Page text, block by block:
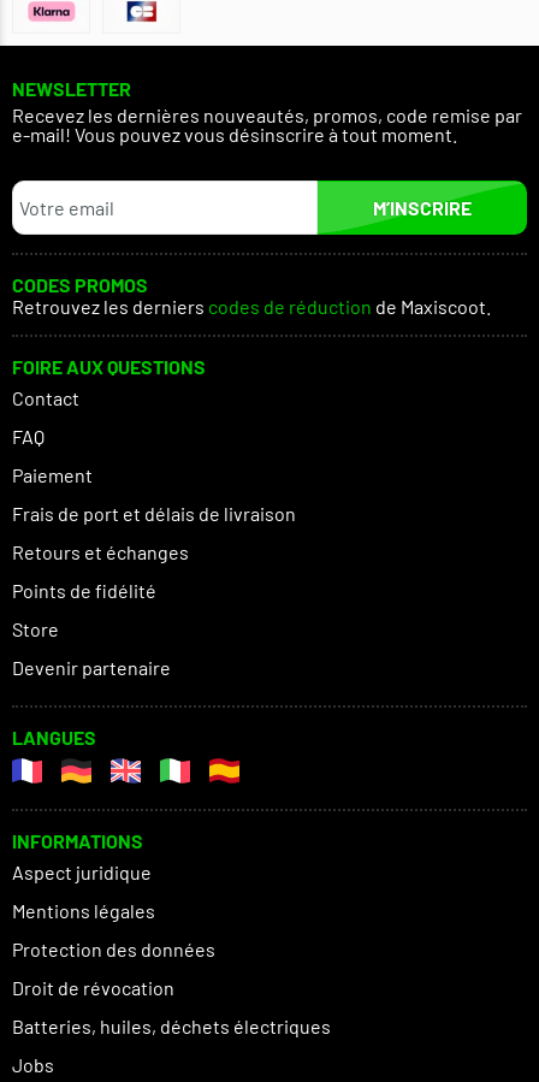
NEWSLETTER
Recevez les dernières nouveautés, promos, code remise par
e-mail! Vous pouvez vous désinscrire à tout moment.
M’INSCRIRE
CODES PROMOS
Retrouvez les derniers codes de réduction de Maxiscoot.
FOIRE AUX QUESTIONS
Contact
FAQ
Paiement
Frais de port et délais de livraison
Retours et échanges
Points de fidélité
Store
Devenir partenaire
LANGUES
INFORMATIONS
Aspect juridique
Mentions légales
Protection des données
Droit de révocation
Batteries, huiles, déchets électriques
Jobs